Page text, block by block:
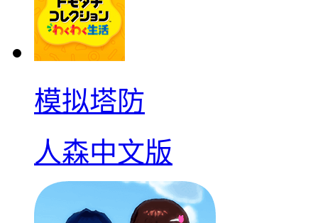
模拟塔防
人森中文版